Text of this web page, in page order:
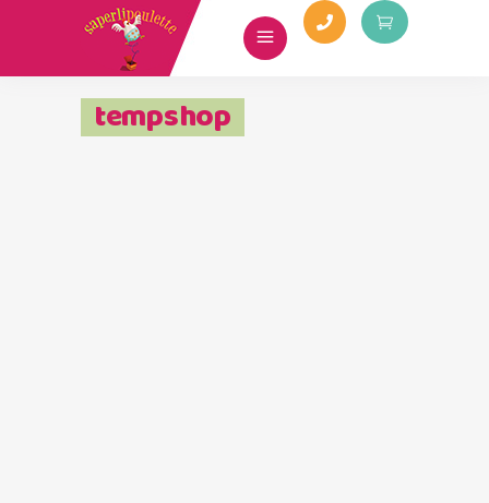
tempshop